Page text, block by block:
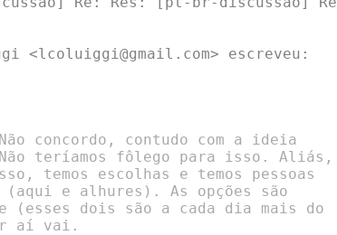
<lcoluiggi@gmail.com> escreveu:
concordo, contudo com a ideia
teríamos fôlego para isso. Aliás,
temos escolhas e temos pessoas
(aqui e alhures). As opções são
(esses dois são a cada dia mais do
aí vai.